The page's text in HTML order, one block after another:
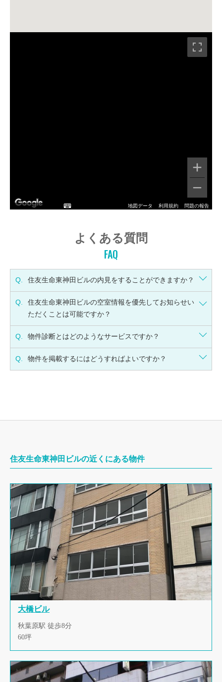
地図データ 利用規約 問題の報告
よくある質問
FAQ
Q. 住友生命東神田ビルの内見をすることができますか？
Q.
住友生命東神田ビルの空室情報を優先してお知らせい
ただくことは可能ですか？
Q. 物件診断とはどのようなサービスですか？
Q. 物件を掲載するにはどうすればよいですか？
住友生命東神田ビルの近くにある物件
大橋ビル
秋葉原駅 徒歩8分
60坪